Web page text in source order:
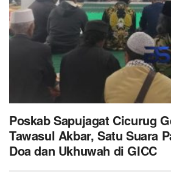
Poskab Sapujagat Cicurug
Tawasul Akbar, Satu Suara
Doa dan Ukhuwah di GICC